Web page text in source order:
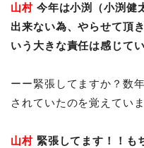
山村今年は小渕（小渕健
出来ない為、やらせて頂
いう大きな責任は感じてい
ーー緊張してますか？数
されていたのを覚えていま
山村緊張してます！！も